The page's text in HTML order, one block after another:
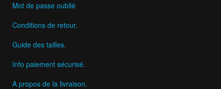
Mot de passe oublié
Conditions de retour.
Guide des tailles.
Info paiement sécurisé.
A propos de la livraison.